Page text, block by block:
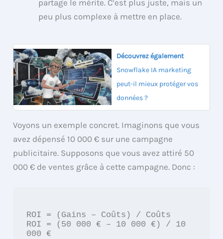
partage le mérite. C’est plus juste, mais un
peu plus complexe à mettre en place.
Découvrez également
Snowflake IA marketing
peut-il mieux protéger vos
données ?
Voyons un exemple concret. Imaginons que vous
avez dépensé 10 000 € sur une campagne
publicitaire. Supposons que vous avez attiré 50
000 € de ventes grâce à cette campagne. Donc :
ROI = (Gains – Coûts) / Coûts
ROI = (50 000 € – 10 000 €) / 10
000 €